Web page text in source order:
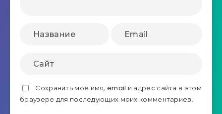
Сохранить моё имя, email и адрес сайта в этом
браузере для последующих моих комментариев.